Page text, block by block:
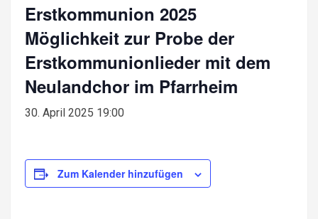
Erstkommunion 2025
Möglichkeit zur Probe der
Erstkommunionlieder mit dem
Neulandchor im Pfarrheim
30. April 2025 19:00
Zum Kalender hinzufügen